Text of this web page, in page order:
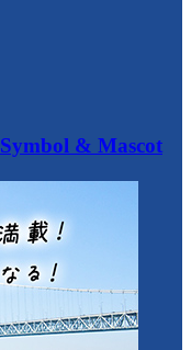
Symbol & Mascot